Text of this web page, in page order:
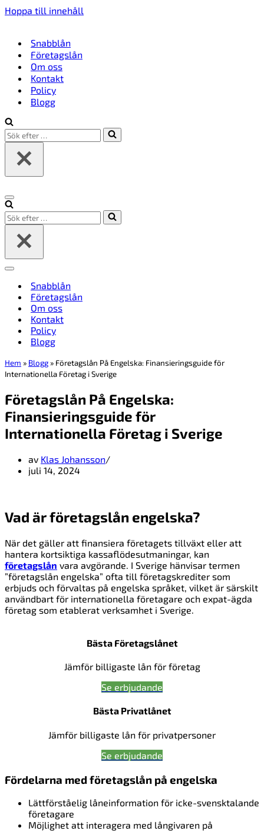
Hoppa till innehåll
Snabblån
Företagslån
Om oss
Kontakt
Policy
Blogg
Sök
efter
Navigeringsmeny
Sök
efter
Navigeringsmeny
Snabblån
Företagslån
Om oss
Kontakt
Policy
Blogg
Hem » Blogg » Företagslån På Engelska: Finansieringsguide för
Internationella Företag i Sverige
Företagslån På Engelska:
Finansieringsguide för
Internationella Företag i Sverige
av Klas Johansson
juli 14, 2024
Vad är företagslån engelska?
När det gäller att finansiera företagets tillväxt eller att
hantera kortsiktiga kassaflödesutmaningar, kan
företagslån vara avgörande. I Sverige hänvisar termen
”företagslån engelska” ofta till företagskrediter som
erbjuds och förvaltas på engelska språket, vilket är särskilt
användbart för internationella företagare och expat-ägda
företag som etablerat verksamhet i Sverige.
Bästa Företagslånet
Jämför billigaste lån för företag
Se erbjudande
Bästa Privatlånet
Jämför billigaste lån för privatpersoner
Se erbjudande
Fördelarna med företagslån på engelska
Lättförståelig låneinformation för icke-svensktalande
företagare
Möjlighet att interagera med långivaren på